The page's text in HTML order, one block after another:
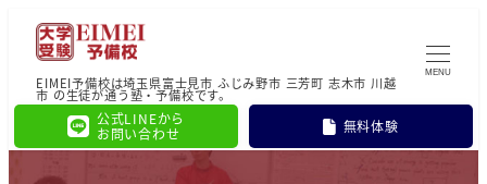
EIMEI予備校は埼玉県富士見市 ふじみ野市 三芳町 志木市 川越
市 の生徒が通う塾・予備校です。
公式LINEから
お問い合わせ
無料体験
MENU